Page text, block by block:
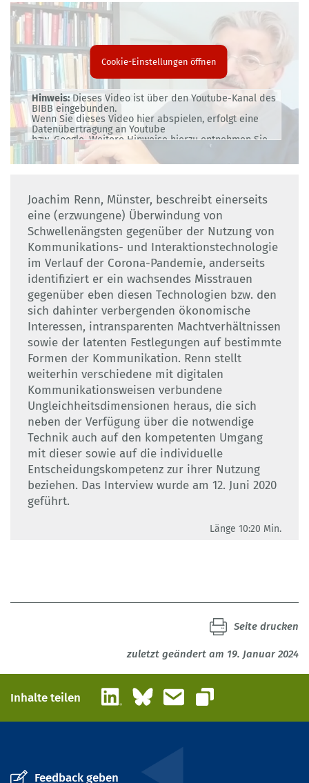
Cookie-Einstellungen öffnen
Hinweis: Dieses Video ist über den Youtube-Kanal des
BIBB eingebunden.
Wenn Sie dieses Video hier abspielen, erfolgt eine
Datenübertragung an Youtube
bzw. Google. Weitere Hinweise hierzu entnehmen Sie
bitte unserer
Datenschutzerklärung.
Joachim Renn, Münster, beschreibt einerseits
eine (erzwungene) Überwindung von
Schwellenängsten gegenüber der Nutzung von
Kommunikations- und Interaktionstechnologie
im Verlauf der Corona-Pandemie, anderseits
identifiziert er ein wachsendes Misstrauen
gegenüber eben diesen Technologien bzw. den
sich dahinter verbergenden ökonomische
Interessen, intransparenten Machtverhältnissen
sowie der latenten Festlegungen auf bestimmte
Formen der Kommunikation. Renn stellt
weiterhin verschiedene mit digitalen
Kommunikationsweisen verbundene
Ungleichheitsdimensionen heraus, die sich
neben der Verfügung über die notwendige
Technik auch auf den kompetenten Umgang
mit dieser sowie auf die individuelle
Entscheidungskompetenz zur ihrer Nutzung
beziehen. Das Interview wurde am 12. Juni 2020
geführt.
Länge 10:20 Min.
zuletzt geändert am 19. Januar 2024
Seite drucken
Inhalte teilen LinkedInBlueskyE-Mail
Link kopieren
Feedback geben